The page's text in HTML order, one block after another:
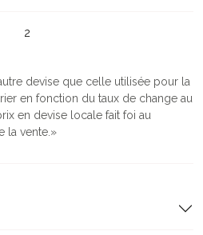
2
devise que celle utilisée pour la
en fonction du taux de change au
en devise locale fait foi au
la vente.